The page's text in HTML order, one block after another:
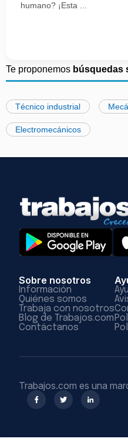
humano? ¡Esta ...
Te proponemos búsquedas
Técnico industrial
Electromecánicos
Sobre nosotros
Información
Quiénes somos
Trabaja con nosotros
Blog de Trabajos.com
Contáctanos
Trabajos.com es una